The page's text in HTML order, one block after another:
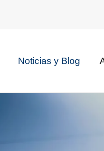
Noticias y Blog